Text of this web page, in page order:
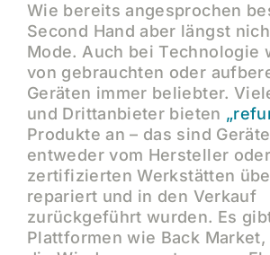
Wie bereits angesprochen
Second Hand aber längst
Mode. Auch bei Technologie
von gebrauchten oder
Geräten immer beliebter.
und Drittanbieter bieten
Produkte an – das sind
entweder vom Hersteller
zertifizierten Werkstätten
repariert und in den Verkauf
zurückgeführt wurden. Es
Plattformen wie Back